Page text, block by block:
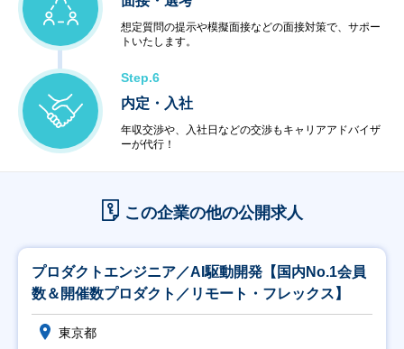
想定質問の提示や模擬面接などの面接対策で、サポー
トいたします。
Step.6
内定・入社
年収交渉や、入社日などの交渉もキャリアアドバイザ
ーが代行！
この企業の他の公開求人
プロダクトエンジニア／AI駆動開発【国内No.1会員
数＆開催数プロダクト／リモート・フレックス】
東京都